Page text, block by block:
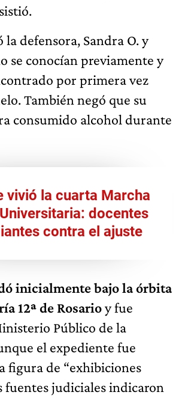
la defensora, Sandra O. y
se conocían previamente y
por primera vez
También negó que su
consumido alcohol durante
vivió la cuarta Marcha
docentes
contra el ajuste
inicialmente bajo la órbita
12ª de Rosarioy fue
Público de la
el expediente fue
figura de “exhibiciones
fuentes judiciales indicaron